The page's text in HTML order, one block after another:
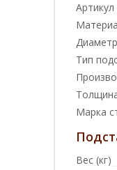
Артикул
Тип
Марка
Вес (кг)